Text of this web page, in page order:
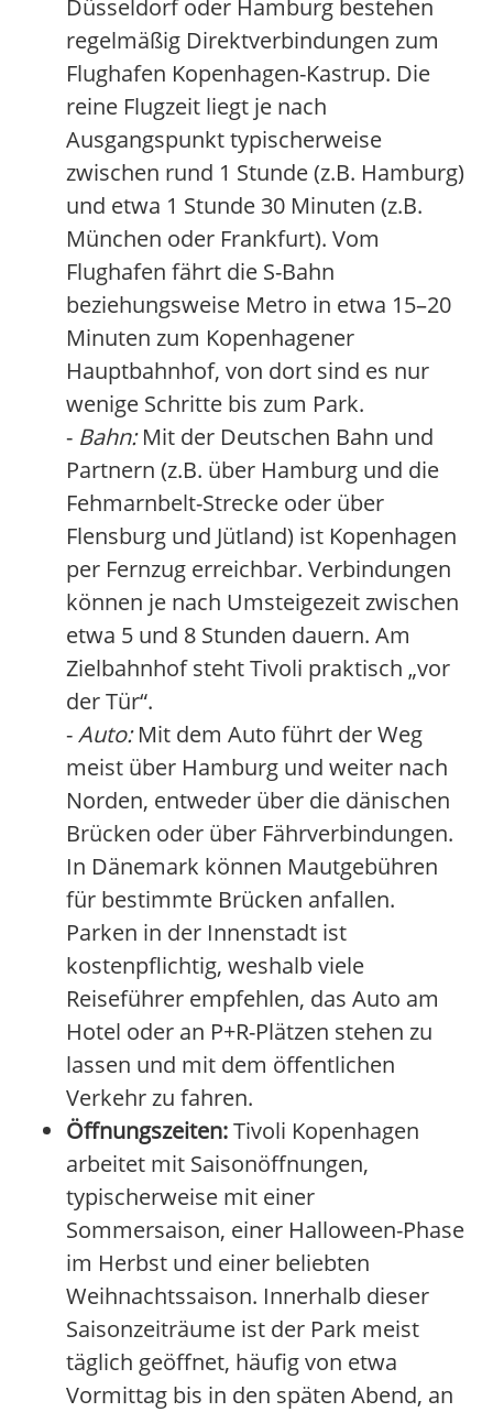
Düsseldorf oder Hamburg bestehen
regelmäßig Direktverbindungen zum
Flughafen Kopenhagen-Kastrup. Die
reine Flugzeit liegt je nach
Ausgangspunkt typischerweise
zwischen rund 1 Stunde (z.B. Hamburg)
und etwa 1 Stunde 30 Minuten (z.B.
München oder Frankfurt). Vom
Flughafen fährt die S-Bahn
beziehungsweise Metro in etwa 15–20
Minuten zum Kopenhagener
Hauptbahnhof, von dort sind es nur
wenige Schritte bis zum Park.
- Bahn:Mit der Deutschen Bahn und
Partnern (z.B. über Hamburg und die
Fehmarnbelt-Strecke oder über
Flensburg und Jütland) ist Kopenhagen
per Fernzug erreichbar. Verbindungen
können je nach Umsteigezeit zwischen
etwa 5 und 8 Stunden dauern. Am
Zielbahnhof steht Tivoli praktisch „vor
der Tür“.
-Auto:Mit dem Auto führt der Weg
meist über Hamburg und weiter nach
Norden, entweder über die dänischen
Brücken oder über Fährverbindungen.
In Dänemark können Mautgebühren
für bestimmte Brücken anfallen.
Parken in der Innenstadt ist
kostenpflichtig, weshalb viele
Reiseführer empfehlen, das Auto am
Hotel oder an P+R-Plätzen stehen zu
lassen und mit dem öffentlichen
Verkehr zu fahren.
Öffnungszeiten:Tivoli Kopenhagen
arbeitet mit Saisonöffnungen,
typischerweise mit einer
Sommersaison, einer Halloween-Phase
im Herbst und einer beliebten
Weihnachtssaison. Innerhalb dieser
Saisonzeiträume ist der Park meist
täglich geöffnet, häufig von etwa
Vormittag bis in den späten Abend, an